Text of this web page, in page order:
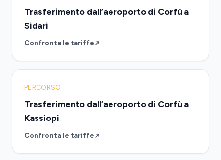
Trasferimento dall’aeroporto di Corfù a
Sidari
Confronta le tariffe
PERCORSO
Trasferimento dall’aeroporto di Corfù a
Kassiopi
Confronta le tariffe